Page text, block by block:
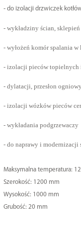
- do izolacji drzwiczek
- wykładziny ścian,
- wyłożeń komór spalania w
- izolacji pieców topielnych
- dylatacji, przesłon
- izolacji wózków pieców
- wykładania podgrzewaczy
- do naprawy i modernizacji
Maksymalna temperatura:
Szerokość: 1200 mm
Wysokość: 1000 mm
Grubość: 20 mm